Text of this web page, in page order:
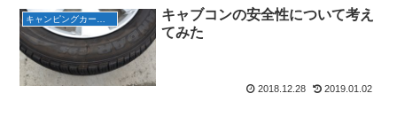
キャンピングカーで遊ぶ
キャブコンの安全性について考え
てみた
2018.12.28 2019.01.02